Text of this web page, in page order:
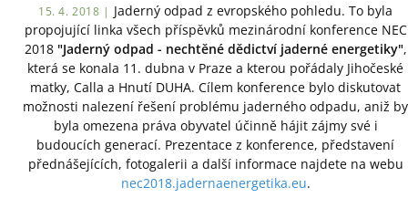
15. 4. 2018 | Jaderný odpad z evropského pohledu. To byla
propojující linka všech příspěvků mezinárodní konference NEC
2018 "Jaderný odpad - nechtěné dědictví jaderné energetiky",
která se konala 11. dubna v Praze a kterou pořádaly Jihočeské
matky, Calla a Hnutí DUHA. Cílem konference bylo diskutovat
možnosti nalezení řešení problému jaderného odpadu, aniž by
byla omezena práva obyvatel účinně hájit zájmy své i
budoucích generací. Prezentace z konference, představení
přednášejících, fotogalerii a další informace najdete na webu
nec2018.jadernaenergetika.eu.